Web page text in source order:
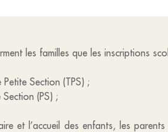
les familles que les inscriptions
Section (TPS) ;
(PS) ;
et l’accueil des enfants, les